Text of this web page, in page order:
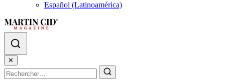
Español (Latinoamérica)
✕